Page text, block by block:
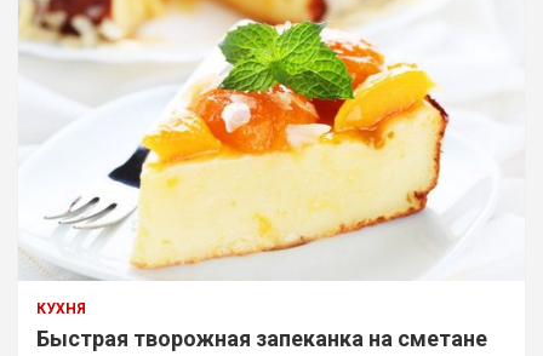
КУХНЯ
Быстрая творожная запеканка на сметане